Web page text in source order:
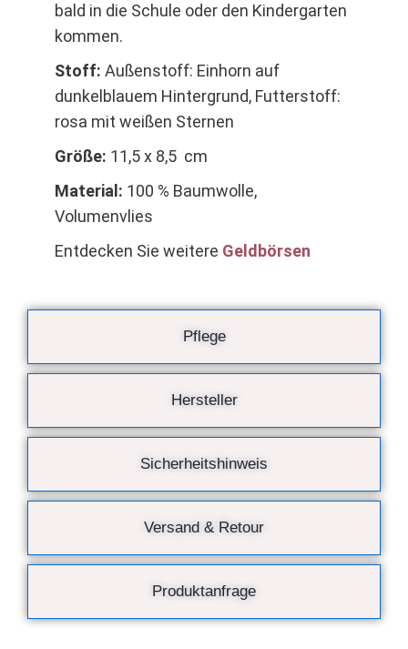
Pflege
Hersteller
Sicherheitshinweis
Versand & Retour
Produktanfrage
bald in die Schule oder den Kindergarten
kommen.
Stoff: Außenstoff: Einhorn auf
dunkelblauem Hintergrund, Futterstoff:
rosa mit weißen Sternen
Größe: 11,5 x 8,5 cm
Material: 100 % Baumwolle,
Volumenvlies
Entdecken Sie weitere Geldbörsen